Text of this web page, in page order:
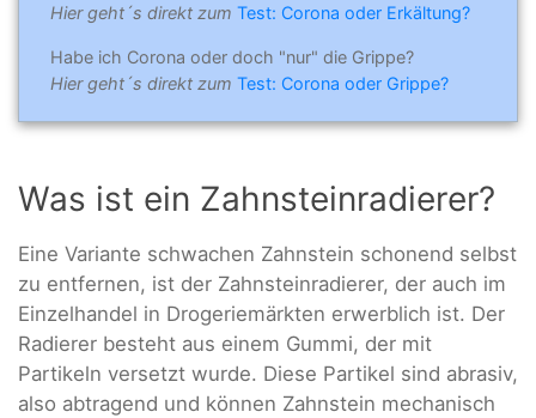
Hier geht´s direkt zum Test: Corona oder Erkältung?
Habe ich Corona oder doch "nur" die Grippe?
Hier geht´s direkt zum Test: Corona oder Grippe?
Was ist ein Zahnsteinradierer?
Eine Variante schwachen Zahnstein schonend selbst
zu entfernen, ist der Zahnsteinradierer, der auch im
Einzelhandel in Drogeriemärkten erwerblich ist. Der
Radierer besteht aus einem Gummi, der mit
Partikeln versetzt wurde. Diese Partikel sind abrasiv,
also abtragend und können Zahnstein mechanisch